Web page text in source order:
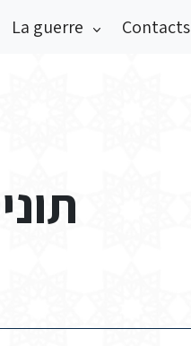
La guerre Contacts
תוניס